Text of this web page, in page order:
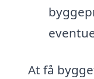
At få